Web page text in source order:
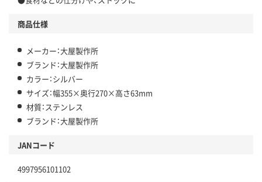
商品仕様
メーカー：大屋製作所
ブランド：大屋製作所
カラー：シルバー
サイズ：幅355×奥行270×高さ63mm
材質：ステンレス
ブランド：大屋製作所
JANコード
4997956101102